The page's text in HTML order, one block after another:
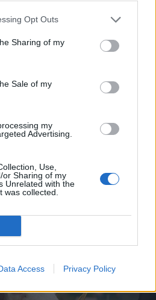
Opt Outs
Sharing of my
Sale of my
my
Advertising.
Use,
or Sharing of my
Unrelated with the
was collected.
Access Privacy Policy
a mentősökre
álhír miatt –